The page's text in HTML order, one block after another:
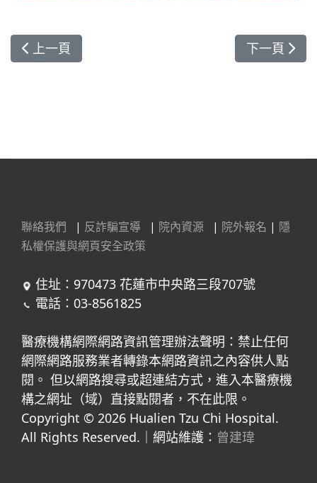
上一篇文章: 以「媽媽心」做護理照護 呂基燕獲服
上一頁 下一篇文章
下一頁
聯絡我們 | 反詐騙宣導 | 院內資源 | 院外報名 | 隱
私權保護與網頁安全政策
住址：970473 花蓮市中央路三段707號
電話：03-8561825
醫療機構網際網路資訊管理辦法聲明：禁止任何
網際網路服務業者轉錄本網路資訊之內容供人點
閱。 但以網路搜尋或超連結方式，進入本醫療機
構之網址（域）直接點閱者，不在此限。
Copyright © 2026 Hualien Tzu Chi Hospital.
All Rights Reserved.｜網站維護： 曾建瑋